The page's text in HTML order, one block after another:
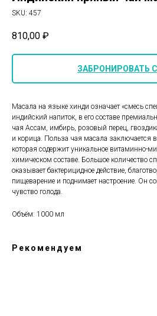
SKU: 457
810,00 ₽
ЗАБРОНИРОВАТЬ
Масала на языке хинди означает «смесь
индийский напиток, в его составе
чая Ассам, имбирь, розовый перец,
и корица. Польза чая масала заключается
которая содержит уникальное витаминно-
химическом составе. Большое количество
оказывает бактерицидное действие,
пищеварение и поднимает настроение. Он
чувство голода.
Объём: 1000 мл
Рекомендуем